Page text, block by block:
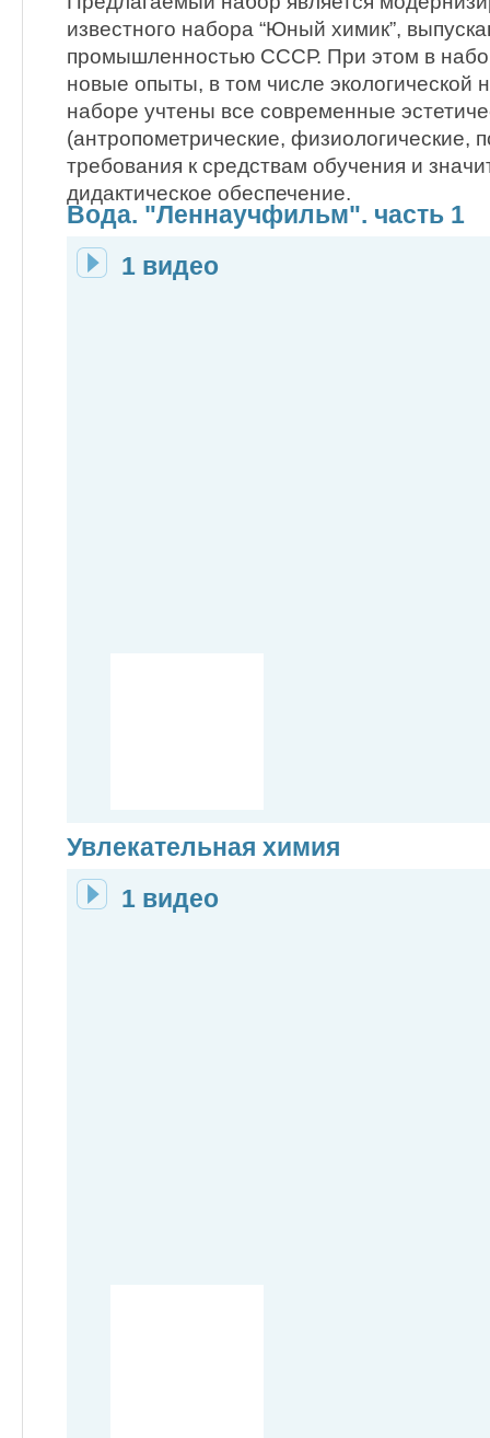
известного набора “Юный химик”,
промышленностью СССР. При этом в
новые опыты, в том числе экологической
наборе учтены все современные
(антропометрические, физиологические,
требования к средствам обучения и
дидактическое обеспечение.
Вода. "Леннаучфильм". часть 1
1 видео
Увлекательная химия
1 видео